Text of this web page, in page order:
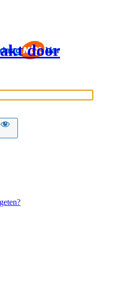
door